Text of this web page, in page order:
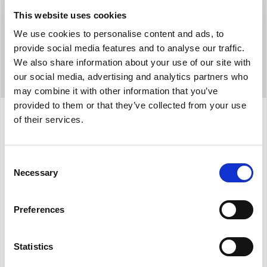
This website uses cookies
We use cookies to personalise content and ads, to
provide social media features and to analyse our traffic.
We also share information about your use of our site with
our social media, advertising and analytics partners who
may combine it with other information that you’ve
provided to them or that they’ve collected from your use
of their services.
Selection
Necessary
Preferences
Statistics
Προδιαγραφές
Ονομαστική ικανότητα ψύξης:
Ενεργειακή κλάση στην ψύξη: